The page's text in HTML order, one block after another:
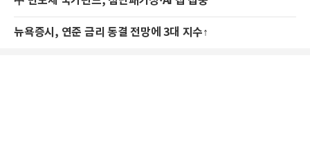
뉴욕증시, 연준 금리 동결 전망에 3대 지수↑